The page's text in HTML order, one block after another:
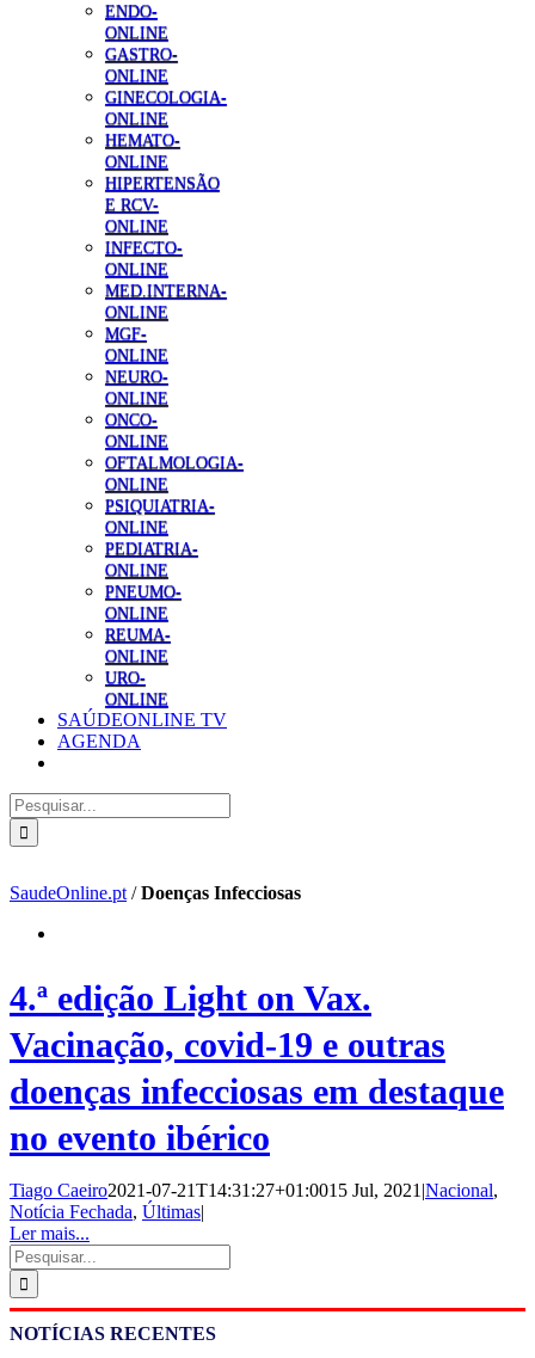
ENDO-
ONLINE
GASTRO-
ONLINE
GINECOLOGIA-
ONLINE
HEMATO-
ONLINE
HIPERTENSÃO
E RCV-
ONLINE
INFECTO-
ONLINE
MED.INTERNA-
ONLINE
MGF-
ONLINE
NEURO-
ONLINE
ONCO-
ONLINE
OFTALMOLOGIA-
ONLINE
PSIQUIATRIA-
ONLINE
PEDIATRIA-
ONLINE
PNEUMO-
ONLINE
REUMA-
ONLINE
URO-
ONLINE
SAÚDEONLINE TV
AGENDA
Pesquisar
SaudeOnline.pt /Doenças Infecciosas
4.ª edição Light on Vax.
Vacinação, covid-19 e outras
doenças infecciosas em destaque
no evento ibérico
Tiago Caeiro2021-07-21T14:31:27+01:0015 Jul, 2021 |Nacional,
Notícia Fechada, Últimas|
Ler mais...
Pesquisar
NOTÍCIAS RECENTES